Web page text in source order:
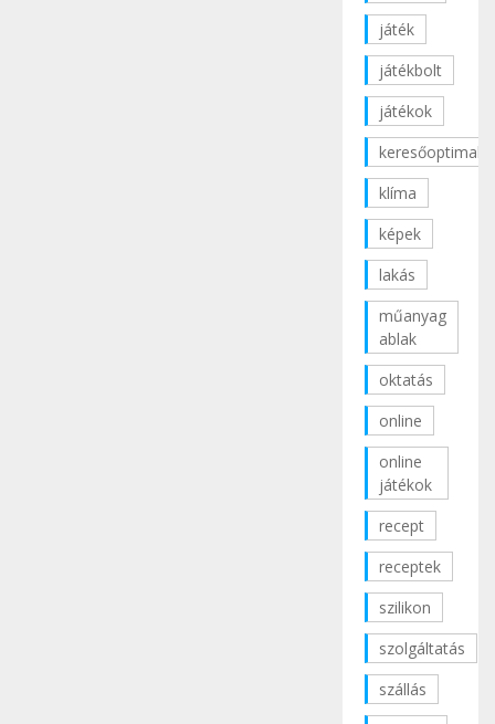
játék
játékbolt
játékok
klíma
képek
lakás
műanyag
ablak
oktatás
online
online
játékok
recept
receptek
szilikon
szolgáltatás
szállás